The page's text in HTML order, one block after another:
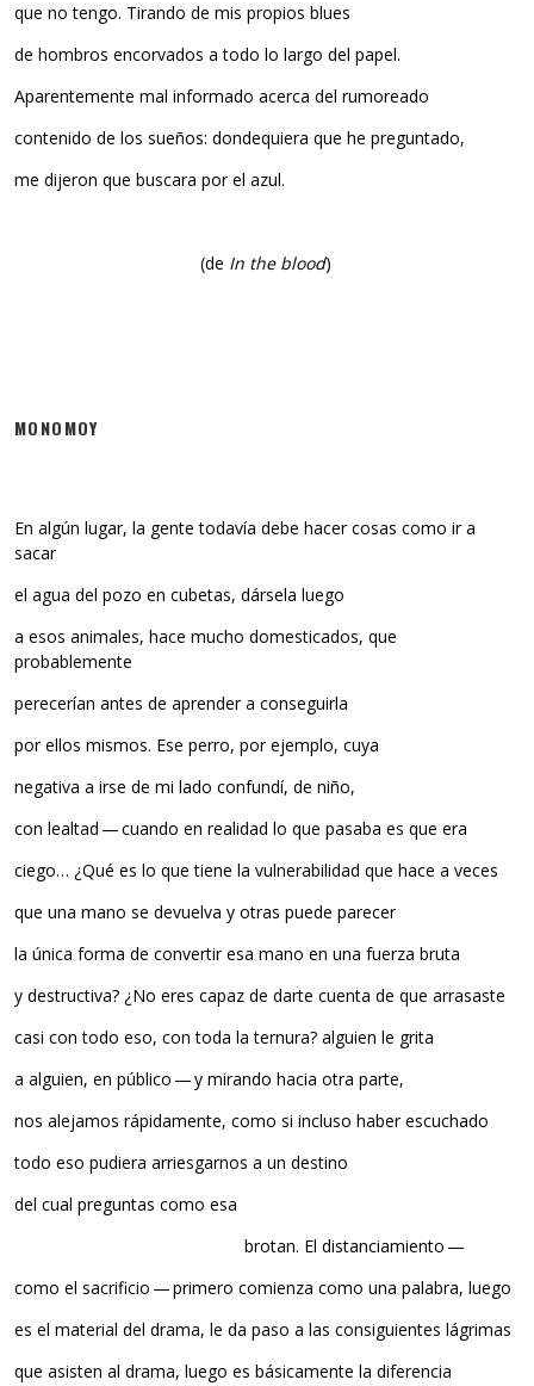
que no tengo. Tirando de mis propios blues
de hombros encorvados a todo lo largo del papel.
Aparentemente mal informado acerca del rumoreado
contenido de los sueños: dondequiera que he preguntado,
me dijeron que buscara por el azul.
(de In the blood)
MONOMOY
En algún lugar, la gente todavía debe hacer cosas como ir a
sacar
el agua del pozo en cubetas, dársela luego
a esos animales, hace mucho domesticados, que
probablemente
perecerían antes de aprender a conseguirla
por ellos mismos. Ese perro, por ejemplo, cuya
negativa a irse de mi lado confundí, de niño,
con lealtad — cuando en realidad lo que pasaba es que era
ciego… ¿Qué es lo que tiene la vulnerabilidad que hace a veces
que una mano se devuelva y otras puede parecer
la única forma de convertir esa mano en una fuerza bruta
y destructiva? ¿No eres capaz de darte cuenta de que arrasaste
casi con todo eso, con toda la ternura? alguien le grita
a alguien, en público — y mirando hacia otra parte,
nos alejamos rápidamente, como si incluso haber escuchado
todo eso pudiera arriesgarnos a un destino
del cual preguntas como esa
brotan. El distanciamiento —
como el sacrificio — primero comienza como una palabra, luego
es el material del drama, le da paso a las consiguientes lágrimas
que asisten al drama, luego es básicamente la diferencia